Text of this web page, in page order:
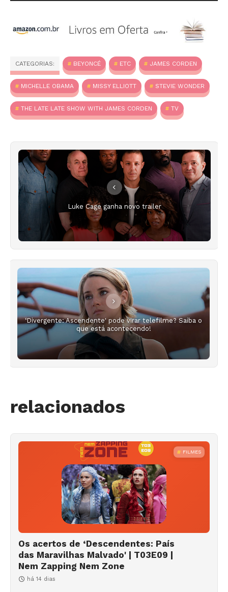
CATEGORIAS: BEYONCÉ ETC JAMES CORDEN
MICHELLE OBAMA MISSY ELLIOTT STEVIE WONDER
THE LATE LATE SHOW WITH JAMES CORDEN TV
Luke Cage ganha novo trailer
‘Divergente: Ascendente' pode virar telefilme? Saiba o
que está acontecendo!
relacionados
FILMES
Os acertos de ‘Descendentes: País
das Maravilhas Malvado' | T03E09 |
Nem Zapping Nem Zone
há 14 dias